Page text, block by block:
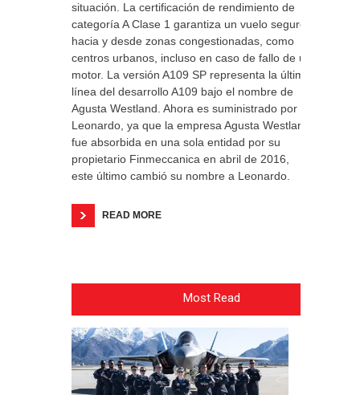
situación. La certificación de rendimiento de
categoría A Clase 1 garantiza un vuelo seguro
hacia y desde zonas congestionadas, como
centros urbanos, incluso en caso de fallo de un
motor. La versión A109 SP representa la última
línea del desarrollo A109 bajo el nombre de
Agusta Westland. Ahora es suministrado por
Leonardo, ya que la empresa Agusta Westland
fue absorbida en una sola entidad por su
propietario Finmeccanica en abril de 2016,
este último cambió su nombre a Leonardo.
READ MORE
Most Read